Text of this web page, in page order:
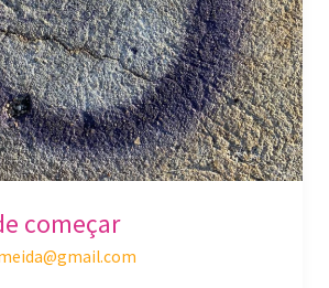
começar